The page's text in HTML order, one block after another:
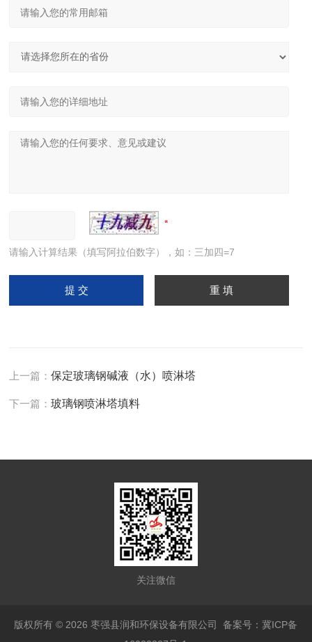
请输入计算结果（填写阿拉伯数字），如：三加四=7
上一篇：保定玻璃钢碱液（水）喷淋塔
下一篇：玻璃钢喷淋塔填料
关注微信
版权所有 © 2026 枣强县润和环保设备有限公司备案号：冀ICP备